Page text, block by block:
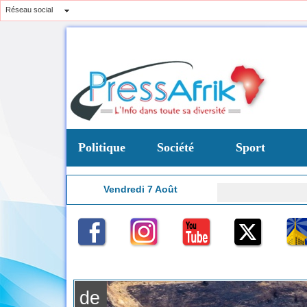
Réseau social
Politique Société Sport
Vendredi 7 Août
de